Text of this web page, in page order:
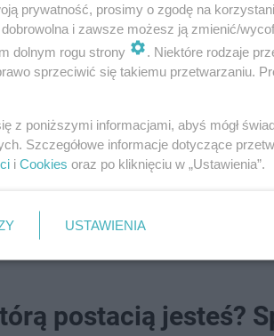
że wielki finał MSI w 2023 r .
niż średnia liczba fanów
wszechczasów, ale był to
Świata w League of
postacią jesteś?
prywatność, prosimy o zgodę na
dobrowolna i zawsze możesz ją zmienić/
dolnym rogu strony
. Niektóre rodzaje
sprzeciwić się takiemu przetwarzaniu.
z poniższymi informacjami, abyś mógł
Szczegółowe informacje dotyczące
i Cookies oraz po kliknięciu w „Ustawienia”.
USTAWIENIA